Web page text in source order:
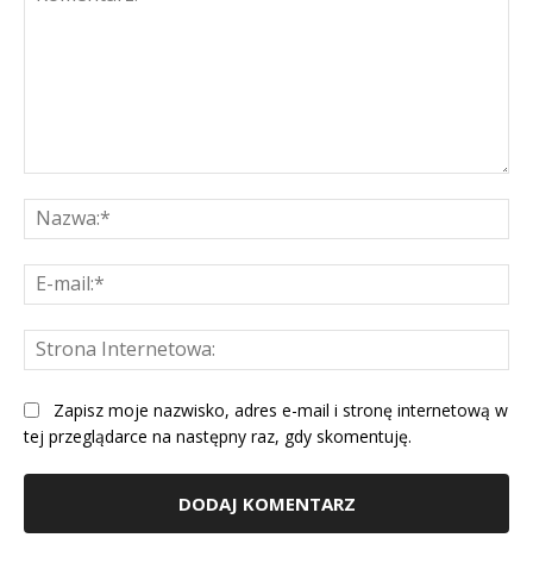
Zapisz moje nazwisko, adres e-mail i stronę internetową w
tej przeglądarce na następny raz, gdy skomentuję.